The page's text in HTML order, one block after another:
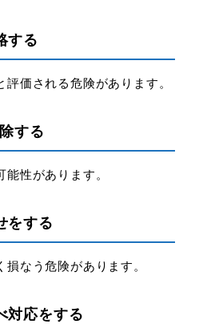
する
価される危険があります。
する
性があります。
をする
なう危険があります。
対応をする